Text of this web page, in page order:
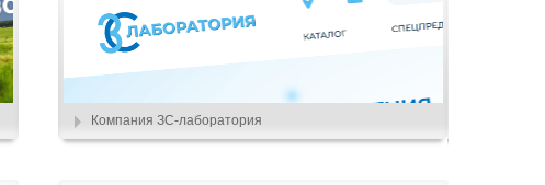
Компания ЗС-лаборатория